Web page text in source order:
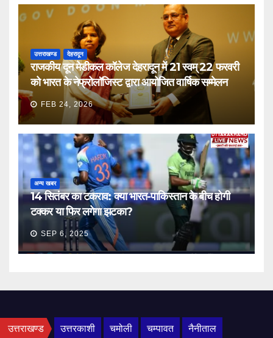
उत्तराखण्ड देहरादून
राजकीय दून मेडीकल कॉलेज देहरादून में 21 स्वम् 22 फरवरी
को भारत के नेफ्रोलॉजिस्ट द्वारा आयोजित वार्षिक सम्मेलन
FEB 24, 2026
अन्य खबर
14 सितंबर का टकराव: क्या भारत-पाकिस्तान के बीच होगी
टक्कर या फिर लगेगा झटका?
SEP 6, 2025
उत्तराखण्ड उत्तरकाशी चमोली चम्पावत नैनीताल